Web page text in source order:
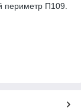
периметр П109.